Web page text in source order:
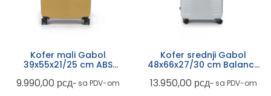
Kofer mali Gabol
39x55x21/25 cm ABS
XP žuta
9.990,00 рсд~ sa PDV-om
Kofer srednji Gabol
48x66x27/30 cm Balance
3,8kg
13.950,00 рсд~ sa PDV-om